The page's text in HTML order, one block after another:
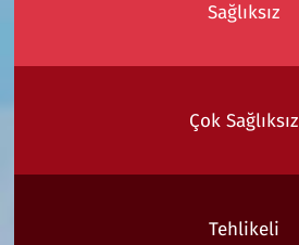
Sağlıksız
Çok Sağlıksız
Tehlikeli